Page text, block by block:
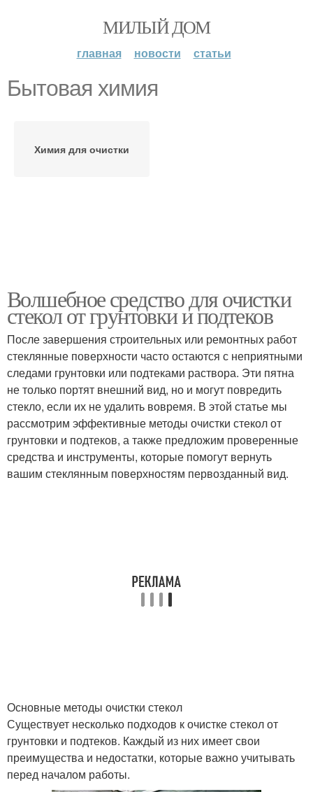
МИЛЫЙ ДОМ
главная новости статьи
Бытовая химия
Химия для очистки
Волшебное средство для очистки
стекол от грунтовки и подтеков
После завершения строительных или ремонтных работ
стеклянные поверхности часто остаются с неприятными
следами грунтовки или подтеками раствора. Эти пятна
не только портят внешний вид, но и могут повредить
стекло, если их не удалить вовремя. В этой статье мы
рассмотрим эффективные методы очистки стекол от
грунтовки и подтеков, а также предложим проверенные
средства и инструменты, которые помогут вернуть
вашим стеклянным поверхностям первозданный вид.
Основные методы очистки стекол
Существует несколько подходов к очистке стекол от
грунтовки и подтеков. Каждый из них имеет свои
преимущества и недостатки, которые важно учитывать
перед началом работы.